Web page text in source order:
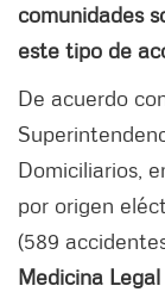
comunidades
este tipo de
De acuerdo
Domiciliarios,
por origen
(589
Medicina